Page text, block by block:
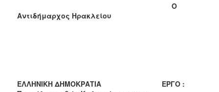
Ο
Αντιδήμαρχος Ηρακλείου
ΕΛΛΗΝΙΚΗ ΔΗΜΟΚΡΑΤΙΑ ΕΡΓΟ :